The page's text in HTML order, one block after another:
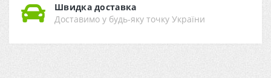
Швидка доставка
Доставимо у будь-яку точку України